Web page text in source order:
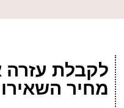
לקבלת עזרה
מחיר